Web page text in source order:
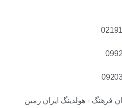
فرهنگ - هولدینگ ایران زمین